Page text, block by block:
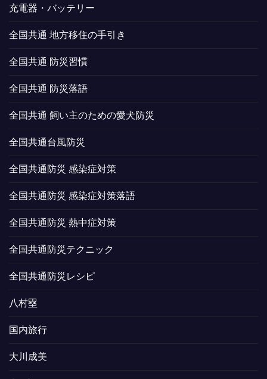
充電器・バッテリー
全国共通 地方移住の手引き
全国共通 防災習慣
全国共通 防災落語
全国共通 飼い主のための愛犬防災
全国共通台風防災
全国共通防災 感染症対策
全国共通防災 感染症対策落語
全国共通防災 熱中症対策
全国共通防災テクニック
全国共通防災レシピ
八村塁
国内旅行
大川成美